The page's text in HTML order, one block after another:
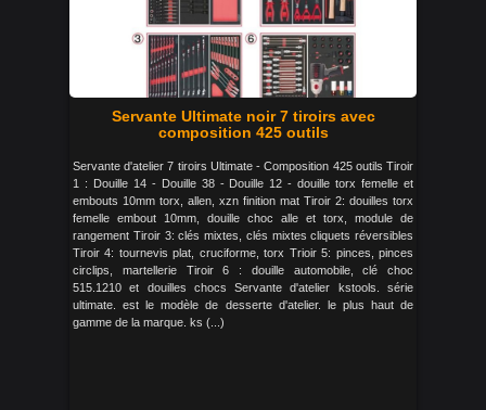
Servante Ultimate noir 7 tiroirs avec
composition 425 outils
Servante d'atelier 7 tiroirs Ultimate - Composition 425 outils Tiroir
1 : Douille 14 - Douille 38 - Douille 12 - douille torx femelle et
embouts 10mm torx, allen, xzn finition mat Tiroir 2: douilles torx
femelle embout 10mm, douille choc alle et torx, module de
rangement Tiroir 3: clés mixtes, clés mixtes cliquets réversibles
Tiroir 4: tournevis plat, cruciforme, torx Trioir 5: pinces, pinces
circlips, martellerie Tiroir 6 : douille automobile, clé choc
515.1210 et douilles chocs Servante d'atelier kstools. série
ultimate. est le modèle de desserte d'atelier. le plus haut de
gamme de la marque. ks (...)